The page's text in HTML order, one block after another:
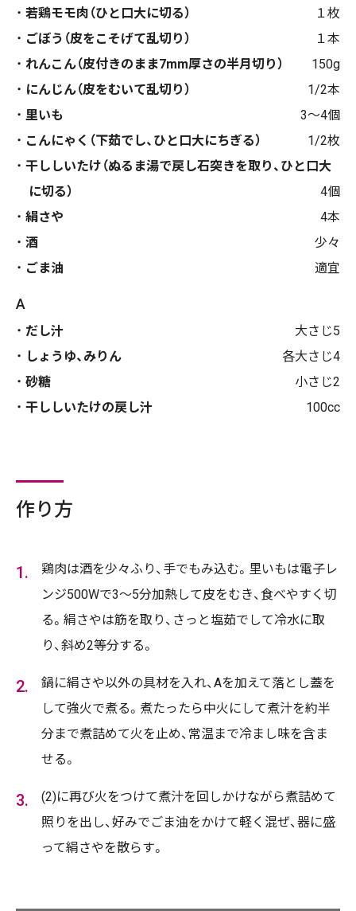
若鶏モモ肉（ひと口大に切る）
１枚
ごぼう（皮をこそげて乱切り）
１本
れんこん（皮付きのまま7mm厚さの半月切り）
150g
にんじん（皮をむいて乱切り）
1/2本
里いも
3〜4個
こんにゃく（下茹でし、ひと口大にちぎる）
1/2枚
干ししいたけ（ぬるま湯で戻し石突きを取り、ひと口大
に切る）
4個
絹さや
4本
酒
少々
ごま油
適宜
A
だし汁
大さじ5
しょうゆ、みりん
各大さじ4
砂糖
小さじ2
干ししいたけの戻し汁
100cc
作り方
鶏肉は酒を少々ふり、手でもみ込む。里いもは電子レ
ンジ500Wで3～5分加熱して皮をむき、食べやすく切
る。絹さやは筋を取り、さっと塩茹でして冷水に取
り、斜め2等分する。
鍋に絹さや以外の具材を入れ、Aを加えて落とし蓋を
して強火で煮る。煮たったら中火にして煮汁を約半
分まで煮詰めて火を止め、常温まで冷まし味を含ま
せる。
(2)に再び火をつけて煮汁を回しかけながら煮詰めて
照りを出し、好みでごま油をかけて軽く混ぜ、器に盛
って絹さやを散らす。